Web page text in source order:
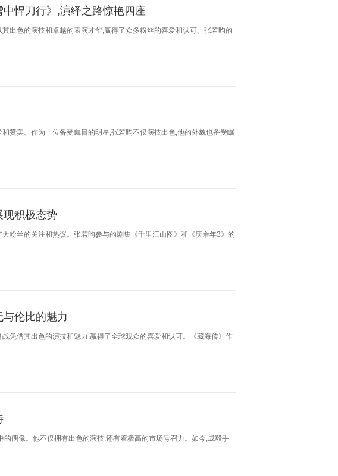
悍刀行》,演绎之路惊艳四座
出色的演技和卓越的表演才华,赢得了众多粉丝的喜爱和认可。张若昀的
赞美。作为一位备受瞩目的明星,张若昀不仅演技出色,他的外貌也备受瞩
现积极态势
粉丝的关注和热议。张若昀参与的剧集《千里江山图》和《庆余年3》的
伦比的魅力
凭借其出色的演技和魅力,赢得了全球观众的喜爱和认可。《藏海传》作
偶像。他不仅拥有出色的演技,还有着极高的市场号召力。如今,成毅手